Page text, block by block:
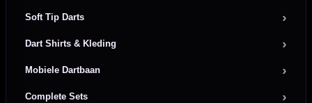
Soft Tip Darts
Dart Shirts & Kleding
Mobiele Dartbaan
Complete Sets